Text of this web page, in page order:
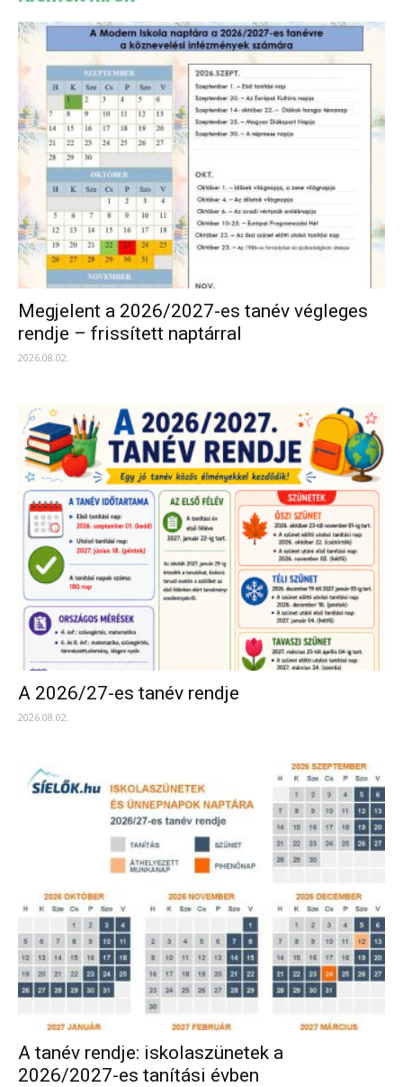
Megjelent a 2026/2027-es tanév végleges
rendje – frissített naptárral
2026.08.02.
A 2026/27-es tanév rendje
2026.08.02.
A tanév rendje: iskolaszünetek a
2026/2027-es tanítási évben